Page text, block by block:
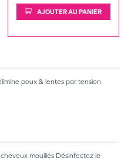
AJOUTER AU PANIER
poux & lentes par tension
mouillés Désinfectez le